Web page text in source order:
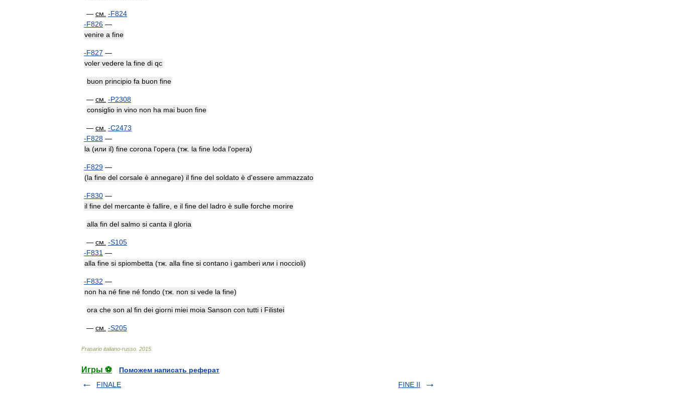
— см -F824
-F826 —
venire a fine
-F827 —
voler vedere la fine di qc
buon principio fa buon fine
— см -P2308
consiglio in vino non ha mai buon fine
— см -C2473
-F828 —
la (или il) fine corona l'opera (тж la fine loda l'opera)
-F829 —
(la fine del corsale è annegare) il fine del soldato è d'essere ammazzato
-F830 —
il fine del mercante è fallire e il fine del ladro è sulle forche morire
alla fin del salmo si canta il gloria
— см -S105
-F831 —
alla fine si spiombetta (тж alla fine si contano i gamberi или i noccioli)
-F832 —
non ha né fine né fondo (тж non si vede la fine)
ora che son al fin dei giorni miei moia Sanson con tutti i Filistei
— см -S205
Frasario italiano-russo 2015
Игры ⚽
Поможем написать реферат
FINALE
FINE II